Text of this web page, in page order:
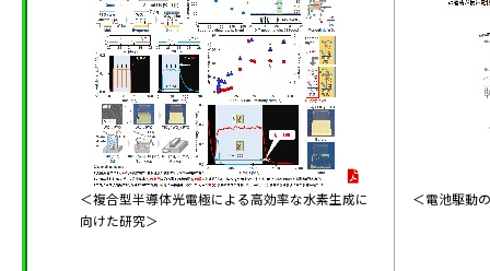
＜複合型半導体光電極による高効率な水素生成に
向けた研究＞
＜電池駆動